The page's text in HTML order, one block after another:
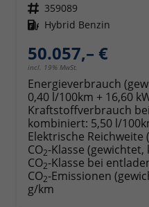
Fahrzeugnr. 359089
Kraftstoff Hybrid Benzin
50.057,– €
incl. 19% MwSt.
Energieverbrauch
0,40 l/100km + 16,60
Kraftstoffverbrauch
kombiniert: 5,50 l/
Elektrische Reichweite
CO2-Klasse
CO2-Klasse bei
CO2-Emissionen
g/km